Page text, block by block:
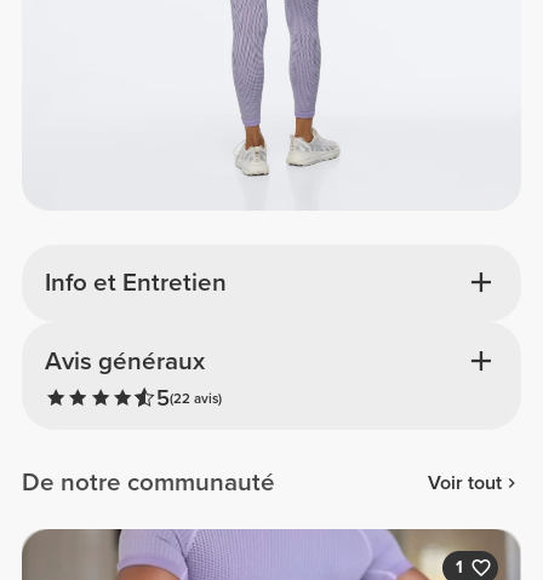
Info et Entretien
Avis généraux
5(22 avis)
De notre communauté Voir tout
1